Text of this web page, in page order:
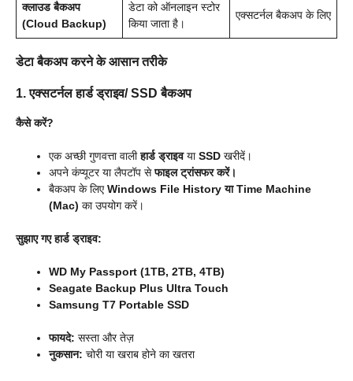
क्लाउड बैकअप
(Cloud Backup)
डेटा को ऑनलाइन स्टोर
किया जाता है।
एक्सटर्नल बैकअप के लिए
डेटा बैकअप करने के आसान तरीके
1. एक्सटर्नल हार्ड ड्राइव/ SSD बैकअप
कैसे करें?
एक अच्छी गुणवत्ता वालीहार्ड ड्राइवयाSSD खरीदें।
अपने कंप्यूटर या लैपटॉप सेफाइल ट्रांसफर करें।
बैकअप के लिएWindows File History या Time Machine
(Mac) का उपयोग करें।
सुझाए गए हार्ड ड्राइव:
WD My Passport (1TB, 2TB, 4TB)
Seagate Backup Plus Ultra Touch
Samsung T7 Portable SSD
फायदे: सस्ता और तेज़
नुकसान: चोरी या खराब होने का खतरा